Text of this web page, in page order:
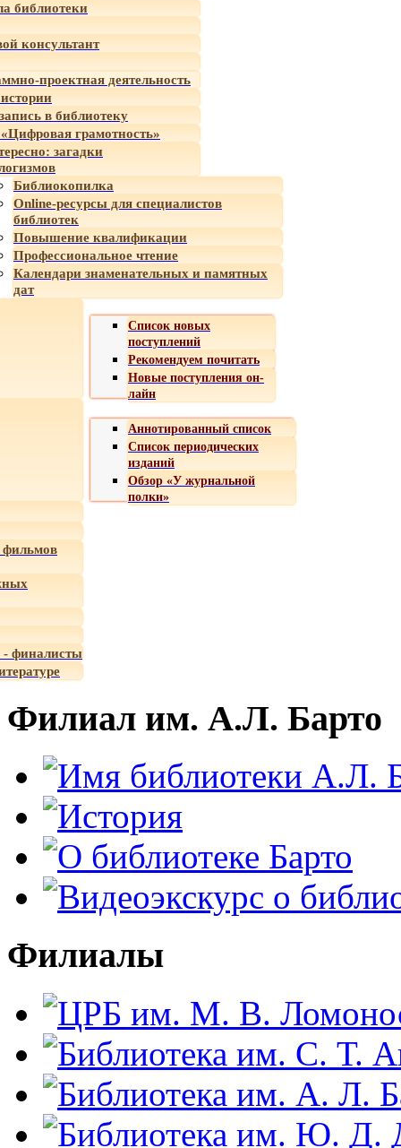
библиотеки
консультант
проектная деятельность
в библиотеку
грамотность»
загадки
Библиокопилка
Online-ресурсы для специалистов
библиотек
Повышение квалификации
Профессиональное чтение
Календари знаменательных и памятных
дат
Список новых
поступлений
Рекомендуем почитать
Новые поступления он-
лайн
Аннотированный список
Список периодических
изданий
Обзор «У журнальной
полки»
- финалисты
Филиал им. А.Л. Барто
Филиалы